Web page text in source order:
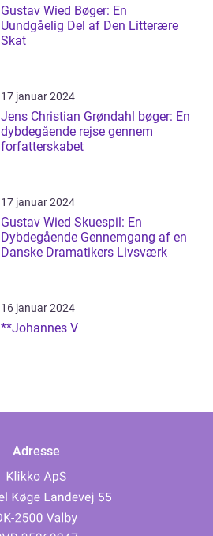
Gustav Wied Bøger: En
Uundgåelig Del af Den Litterære
Skat
17 januar 2024
Jens Christian Grøndahl bøger: En
dybdegående rejse gennem
forfatterskabet
17 januar 2024
Gustav Wied Skuespil: En
Dybdegående Gennemgang af en
Danske Dramatikers Livsværk
16 januar 2024
**Johannes V
Adresse